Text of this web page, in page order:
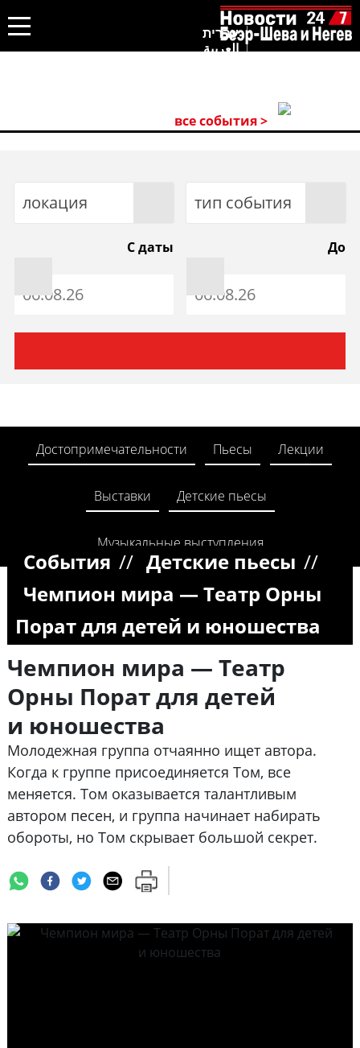
עברית
العربية
все события >
локация тип события
С даты До
Достопримечательности Пьесы Лекции
Выставки Детские пьесы
Музыкальные выступления
События // Детские пьесы //
Чемпион мира — Театр Орны
Порат для детей и юношества
Чемпион мира — Театр
Орны Порат для детей
и юношества
Молодежная группа отчаянно ищет автора.
Когда к группе присоединяется Том, все
меняется. Том оказывается талантливым
автором песен, и группа начинает набирать
обороты, но Том скрывает большой секрет.